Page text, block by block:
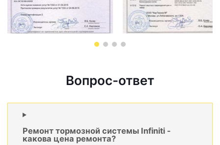
Вопрос-ответ
Ремонт тормозной системы Infiniti -
какова цена ремонта?